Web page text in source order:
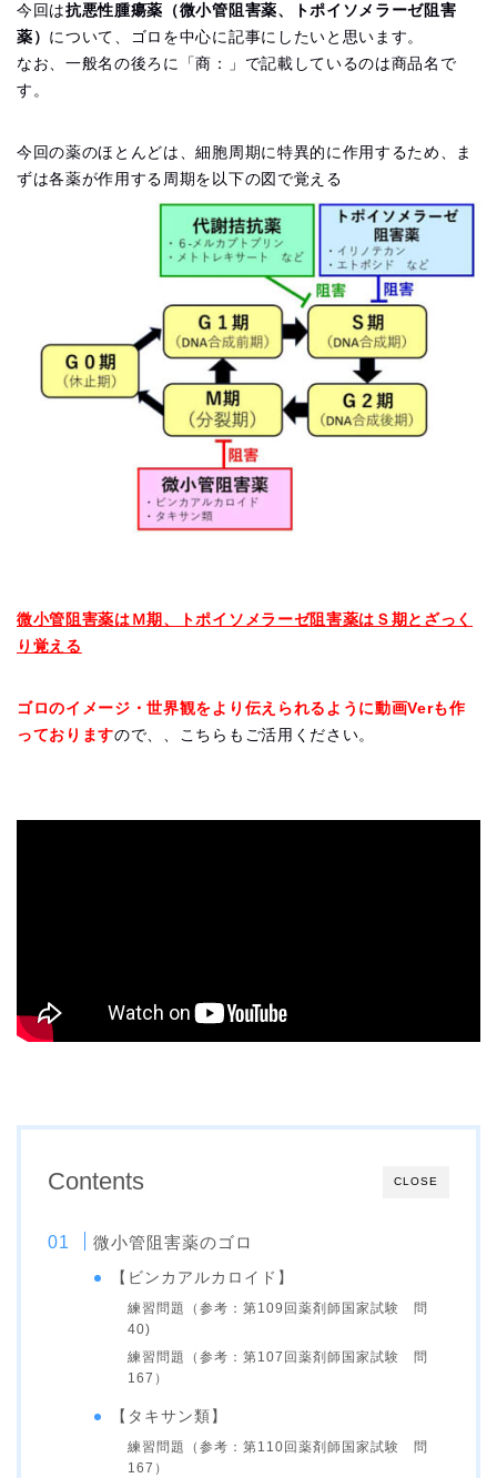
今回は抗悪性腫瘍薬（微小管阻害薬、トポイソメラーゼ阻害
薬） について、ゴロを中心に記事にしたいと思います。
なお、一般名の後ろに「商：」で記載しているのは商品名で
す。
今回の薬のほとんどは、細胞周期に特異的に作用するため、ま
ずは各薬が作用する周期を以下の図で覚える
微小管阻害薬はＭ期、トポイソメラーゼ阻害薬はＳ期とざっく
り覚える
ゴロのイメージ・世界観をより伝えられるように動画Verも作
っておりますので、、こちらもご活用ください。
CLOSE
Contents
微小管阻害薬のゴロ
【ビンカアルカロイド】
練習問題（参考：第109回薬剤師国家試験 問
40)
練習問題（参考：第107回薬剤師国家試験 問
167）
【タキサン類】
練習問題（参考：第110回薬剤師国家試験 問
167）